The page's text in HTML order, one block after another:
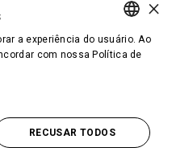
PORTUGUESE
×
a experiência do usuário. Ao
com nossa Política de
RECUSAR TODOS